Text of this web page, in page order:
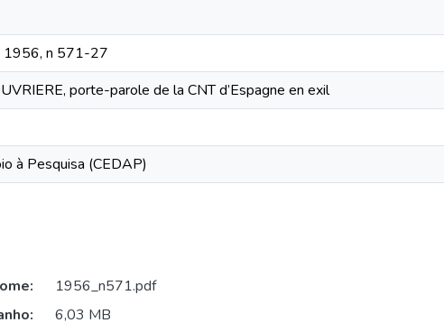
1956, n 571-27
porte-parole de la CNT d’Espagne en exil
à Pesquisa (CEDAP)
1956_n571.pdf
6,03 MB